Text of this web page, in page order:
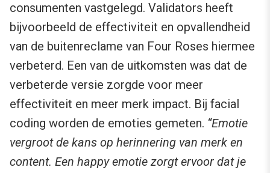
consumenten vastgelegd. Validators heeft
bijvoorbeeld de effectiviteit en opvallendheid
van de buitenreclame van Four Roses hiermee
verbeterd. Een van de uitkomsten was dat de
verbeterde versie zorgde voor meer
effectiviteit en meer merk impact. Bij facial
coding worden de emoties gemeten. “Emotie
vergroot de kans op herinnering van merk en
content. Een happy emotie zorgt ervoor dat je